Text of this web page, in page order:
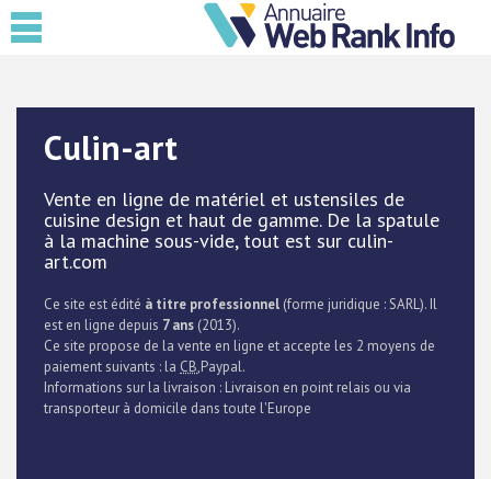
Culin-art
Vente en ligne de matériel et ustensiles de
cuisine design et haut de gamme. De la spatule
à la machine sous-vide, tout est sur culin-
art.com
Ce site est édité à titre professionnel (forme juridique : SARL). Il
est en ligne depuis 7 ans (2013).
Ce site propose de la vente en ligne et accepte les 2 moyens de
paiement suivants : la CB,Paypal.
Informations sur la livraison : Livraison en point relais ou via
transporteur à domicile dans toute l'Europe